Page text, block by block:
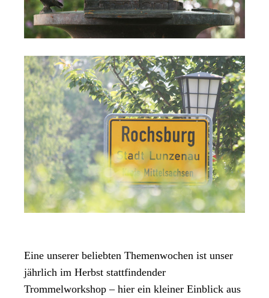
Eine unserer beliebten Themenwochen ist unser
jährlich im Herbst stattfindender
Trommelworkshop – hier ein kleiner Einblick aus